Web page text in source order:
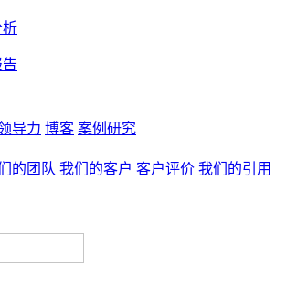
析
导力 博客 案例研究
的团队 我们的客户 客户评价 我们的引用